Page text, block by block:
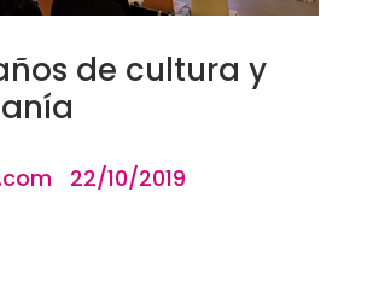
de cultura y
22/10/2019